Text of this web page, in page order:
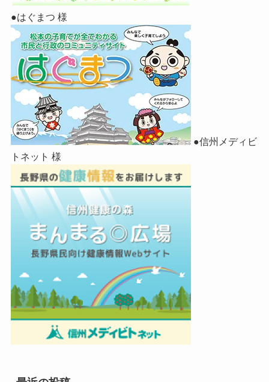
●はぐまつ 様
●信州メディビ
トネット 様